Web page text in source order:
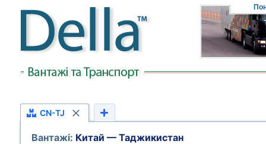
CN-TJ
Вантажі: Китай — Таджикистан